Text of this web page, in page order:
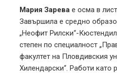
Мария Зарева е осма в
Завършила е средно
„Неофит Рилски“-
степен по специалност
факултет на Пловдивския
Хилендарски“. Работи като